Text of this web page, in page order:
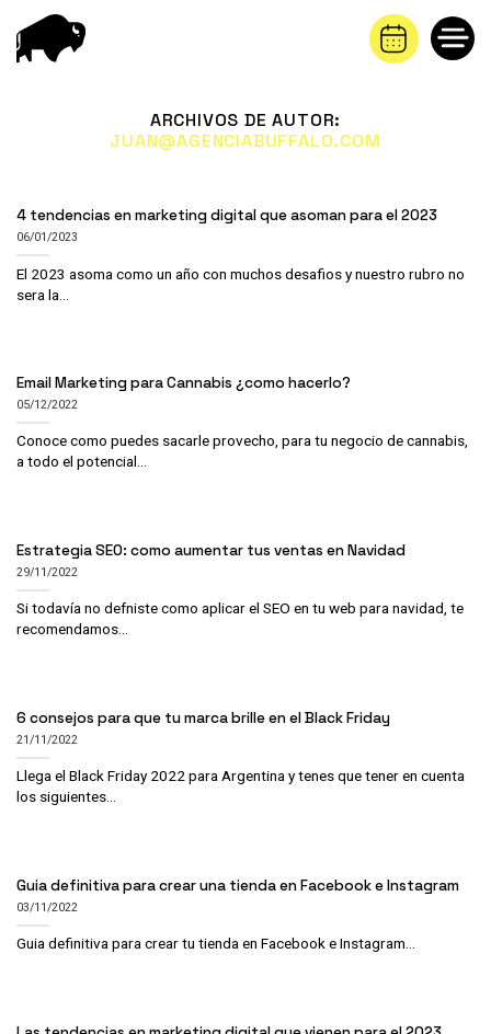
contenido
ARCHIVOS DE AUTOR:
JUAN@AGENCIABUFFALO.COM
4 tendencias en marketing digital que asoman para el 2023
06/01/2023
El 2023 asoma como un año con muchos desafios y nuestro rubro no
sera la...
Email Marketing para Cannabis ¿como hacerlo?
05/12/2022
Conoce como puedes sacarle provecho, para tu negocio de cannabis,
a todo el potencial...
Estrategia SEO: como aumentar tus ventas en Navidad
29/11/2022
Si todavía no defniste como aplicar el SEO en tu web para navidad, te
recomendamos...
6 consejos para que tu marca brille en el Black Friday
21/11/2022
Llega el Black Friday 2022 para Argentina y tenes que tener en cuenta
los siguientes...
Guia definitiva para crear una tienda en Facebook e Instagram
03/11/2022
Guia definitiva para crear tu tienda en Facebook e Instagram...